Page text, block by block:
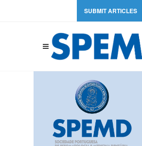
SUBMIT ARTICLES